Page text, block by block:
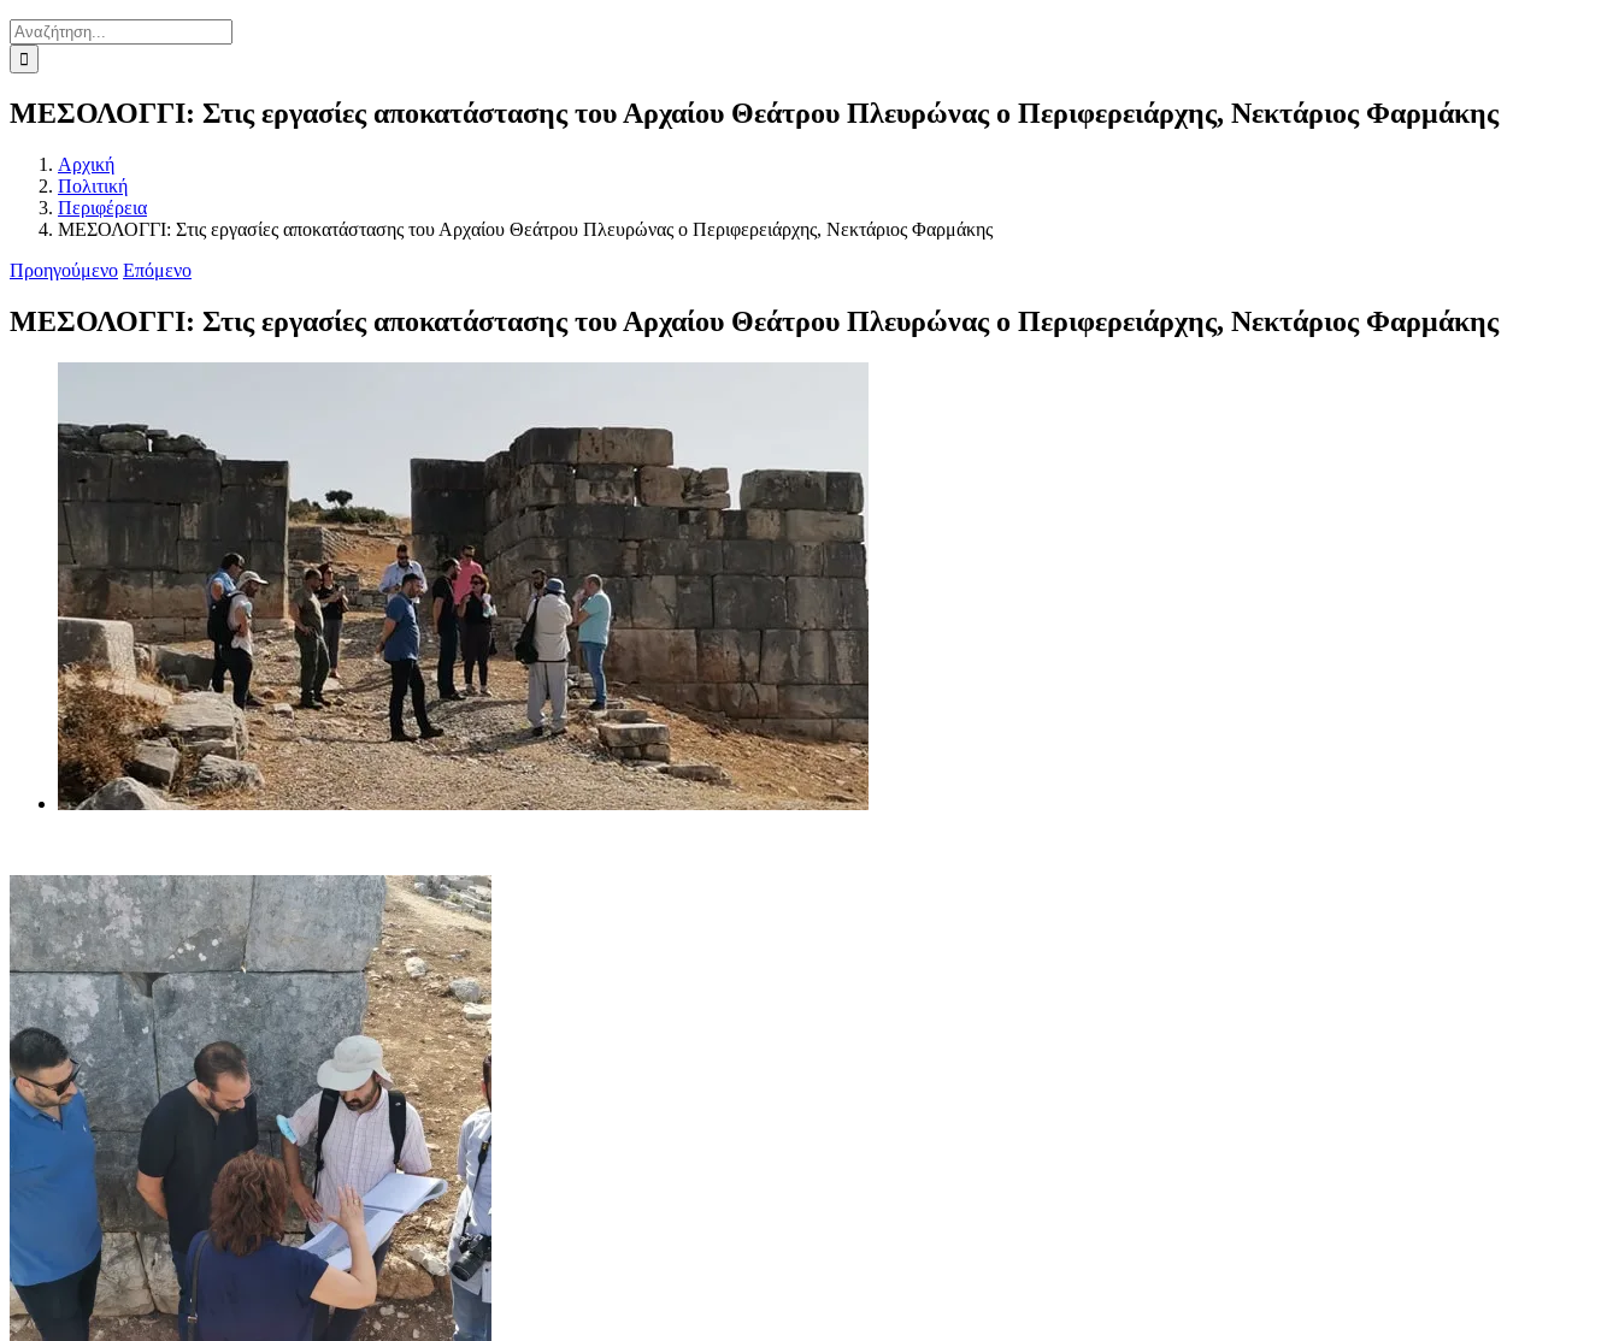
Αναζήτηση
για:
ΜΕΣΟΛΟΓΓΙ: Στις εργασίες αποκατάστασης του Αρχαίου Θεάτρου Πλευρώνας ο Περιφερειάρχης, Νεκτάριος Φαρμάκης
Αρχική
Πολιτική
Περιφέρεια
ΜΕΣΟΛΟΓΓΙ: Στις εργασίες αποκατάστασης του Αρχαίου Θεάτρου Πλευρώνας ο Περιφερειάρχης, Νεκτάριος Φαρμάκης
Προηγούμενο Επόμενο
ΜΕΣΟΛΟΓΓΙ: Στις εργασίες αποκατάστασης του Αρχαίου Θεάτρου Πλευρώνας ο Περιφερειάρχης, Νεκτάριος Φαρμάκης